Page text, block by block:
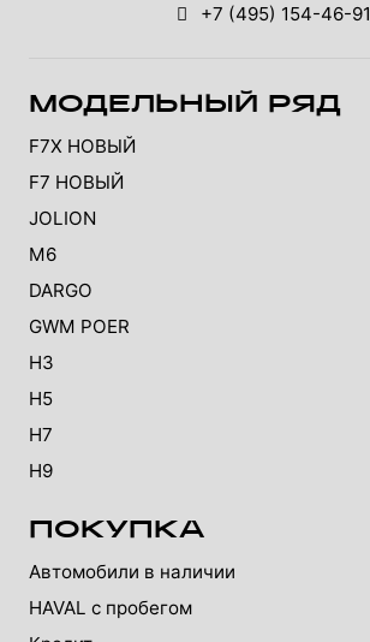
+7 (495) 154-46-91
МОДЕЛЬНЫЙ РЯД
F7X НОВЫЙ
F7 НОВЫЙ
JOLION
M6
DARGO
GWM POER
H3
H5
H7
H9
ПОКУПКА
Автомобили в наличии
HAVAL с пробегом